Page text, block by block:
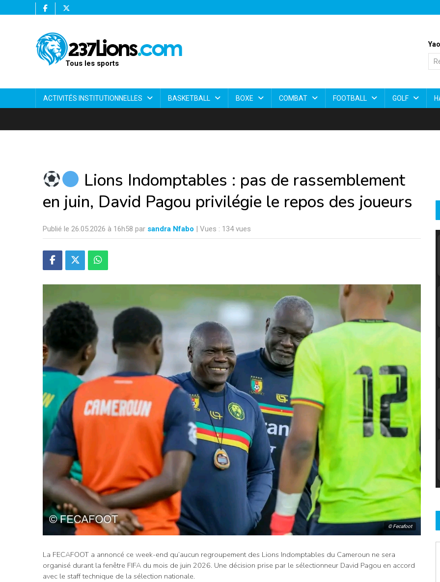
Tous les sports
ACTIVITÉS INSTITUTIONNELLES BASKETBALL BOXE COMBAT FOOTBALL GOLF
Lions Indomptables : pas de rassemblement
en juin, David Pagou privilégie le repos des joueurs
Publié le 26.05.2026 à 16h58 par sandra Nfabo | Vues : 134 vues
© Fecafoot
La FECAFOOT a annoncé ce week-end qu’aucun regroupement des Lions Indomptables du Cameroun ne sera
organisé durant la fenêtre FIFA du mois de juin 2026. Une décision prise par le sélectionneur David Pagou en accord
avec le staff technique de la sélection nationale.